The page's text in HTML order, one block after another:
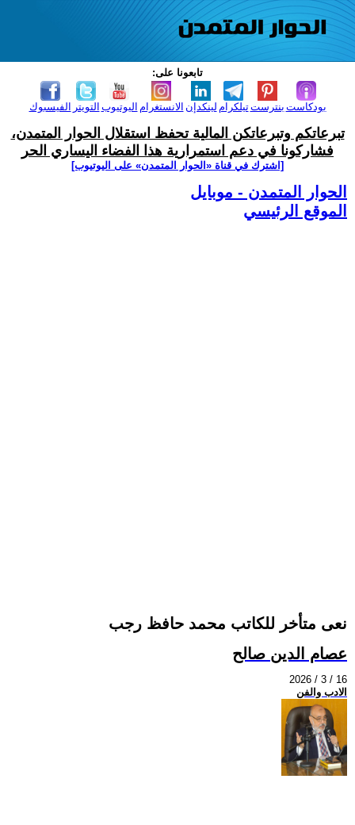
تابعونا على:
الفيسبوك التويتر اليوتيوب الانستغرام لينكدإن تيلكرامبنترست بودكاست
تبرعاتكم وتبرعاتكن المالية تحفظ استقلال الحوار المتمدن،
فشاركونا في دعم استمرارية هذا الفضاء اليساري الحر
[اشترك في قناة ‫«الحوار المتمدن» على اليوتيوب]
الحوار المتمدن - موبايل
الموقع الرئيسي
نعى متأخر للكاتب محمد حافظ رجب
عصام الدين صالح
2026 / 3 / 16
الادب والفن